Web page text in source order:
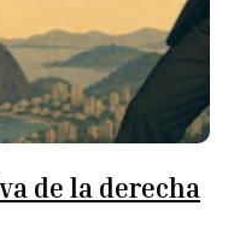
de la derecha